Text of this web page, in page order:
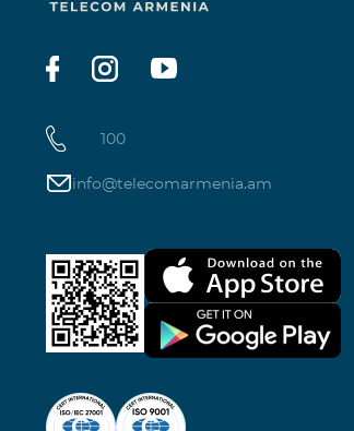
100
info@telecomarmenia.am